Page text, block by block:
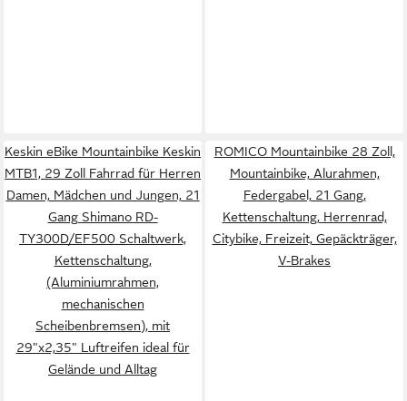
Keskin eBike Mountainbike Keskin
MTB1, 29 Zoll Fahrrad für Herren
Damen, Mädchen und Jungen, 21
Gang Shimano RD-
TY300D/EF500 Schaltwerk,
Kettenschaltung,
(Aluminiumrahmen,
mechanischen
Scheibenbremsen), mit
29"x2,35" Luftreifen ideal für
Gelände und Alltag
ROMICO Mountainbike 28 Zoll,
Mountainbike, Alurahmen,
Federgabel, 21 Gang,
Kettenschaltung, Herrenrad,
Citybike, Freizeit, Gepäckträger,
V-Brakes